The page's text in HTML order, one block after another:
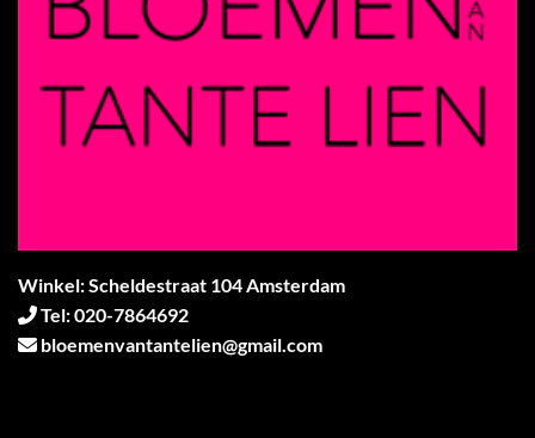
Winkel: Scheldestraat 104 Amsterdam
Tel: 020-7864692
bloemenvantantelien@gmail.com